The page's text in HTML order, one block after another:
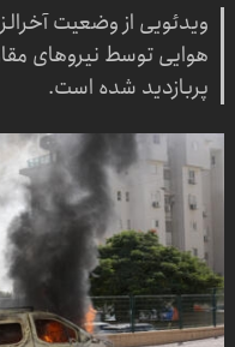
ویدئویی از وضعیت
هوایی توسط نیرو‌های
پربازدید شده است.